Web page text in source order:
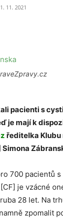
11. 2021
pacienti s
je mají k
ředitelka
700 pacientů
[CF] je vzácné
28 let. Na
zpomalit